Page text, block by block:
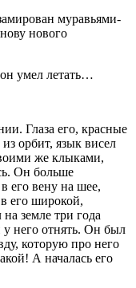
муравьями-
нового
умел летать…
Глаза его, красные
орбит, язык висел
же клыками,
Он больше
его вену на шее,
его широкой,
земле три года
него отнять. Он был
которую про него
А началась его